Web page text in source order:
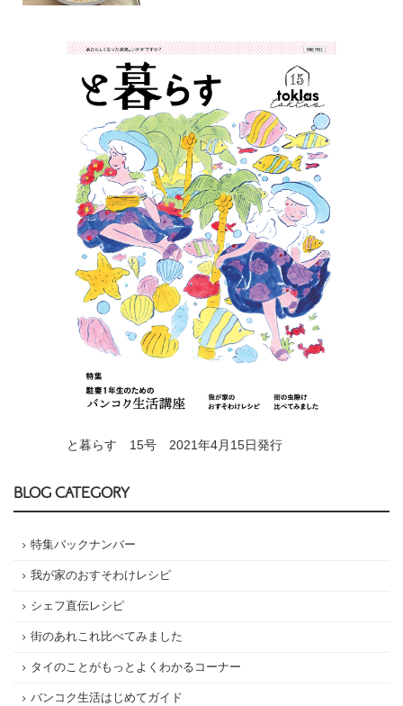
と暮らす 15号 2021年4月15日発行
BLOG CATEGORY
特集バックナンバー
我が家のおすそわけレシピ
シェフ直伝レシピ
街のあれこれ比べてみました
タイのことがもっとよくわかるコーナー
バンコク生活はじめてガイド